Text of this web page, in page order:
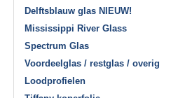
Delftsblauw glas NIEUW!
Mississippi River Glass
Spectrum Glas
Voordeelglas / restglas / overig
Loodprofielen